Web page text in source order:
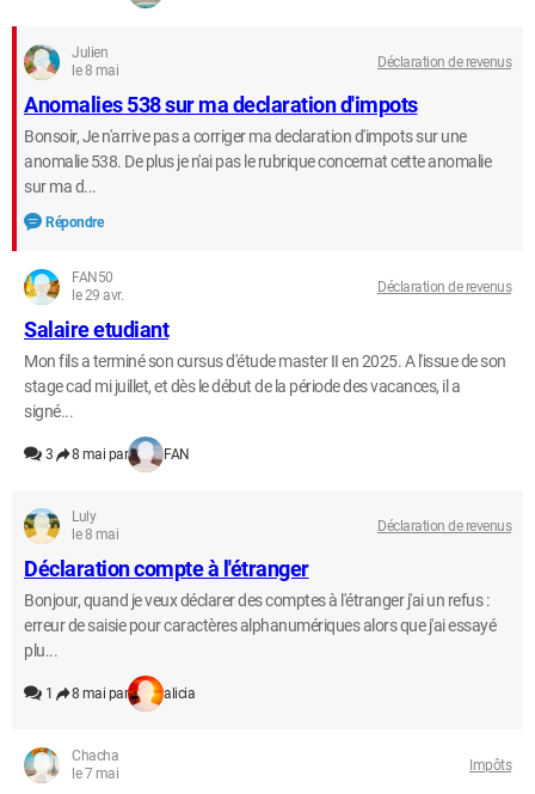
Julien
le 8 mai
Déclaration de revenus
Anomalies 538 sur ma declaration d'impots
Bonsoir, Je n'arrive pas a corriger ma declaration d'impots sur une
anomalie 538. De plus je n'ai pas le rubrique concernat cette anomalie
sur ma d...
Répondre
FAN50
le 29 avr.
Déclaration de revenus
Salaire etudiant
Mon fils a terminé son cursus d'étude master II en 2025. A l'issue de son
stage cad mi juillet, et dès le début de la période des vacances, il a
signé...
3 8 mai par FAN
Luly
le 8 mai
Déclaration de revenus
Déclaration compte à l'étranger
Bonjour, quand je veux déclarer des comptes à l'étranger j'ai un refus :
erreur de saisie pour caractères alphanumériques alors que j'ai essayé
plu...
1 8 mai par alicia
Chacha
le 7 mai
Impôts